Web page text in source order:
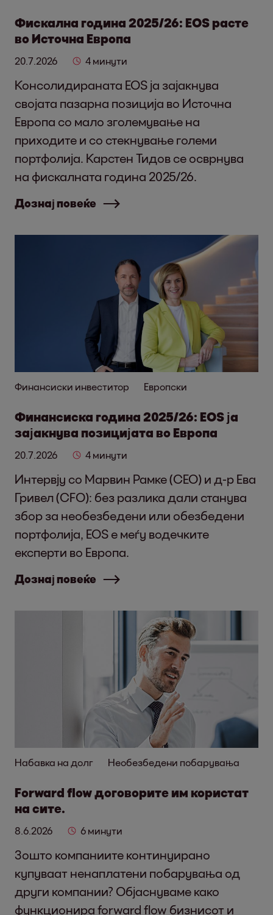
Фискална година 2025/26: EOS расте
во Источна Европа
20.7.2026 4 минути
Консолидираната EOS ја зајакнува
својата пазарна позиција во Источна
Европа со мало зголемување на
приходите и со стекнување големи
портфолија. Карстен Тидов се осврнува
на фискалната година 2025/26.
Дознај повеќе
Финансиски инвеститор Европски
Финансиска година 2025/26: EOS ја
зајакнува позицијата во Европа
20.7.2026 4 минути
Интервју со Марвин Рамке (CEO) и д-р Ева
Гривел (CFO): без разлика дали станува
збор за необезбедени или обезбедени
портфолија, EOS е меѓу водечките
експерти во Европа.
Дознај повеќе
Набавка на долг Необезбедени побарувања
Forward flow договорите им користат
на сите.
8.6.2026 6 минути
Зошто компаниите континуирано
купуваат ненаплатени побарувања од
други компании? Објаснуваме како
функционира forward flow бизнисот и